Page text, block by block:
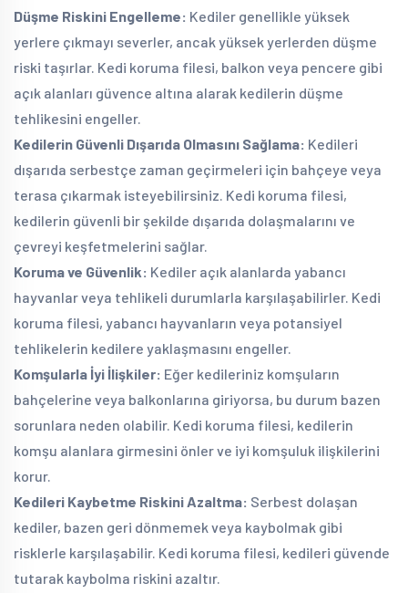
Düşme Riskini Engelleme: Kediler genellikle yüksek
yerlere çıkmayı severler, ancak yüksek yerlerden düşme
riski taşırlar. Kedi koruma filesi, balkon veya pencere gibi
açık alanları güvence altına alarak kedilerin düşme
tehlikesini engeller.
Kedilerin Güvenli Dışarıda Olmasını Sağlama: Kedileri
dışarıda serbestçe zaman geçirmeleri için bahçeye veya
terasa çıkarmak isteyebilirsiniz. Kedi koruma filesi,
kedilerin güvenli bir şekilde dışarıda dolaşmalarını ve
çevreyi keşfetmelerini sağlar.
Koruma ve Güvenlik: Kediler açık alanlarda yabancı
hayvanlar veya tehlikeli durumlarla karşılaşabilirler. Kedi
koruma filesi, yabancı hayvanların veya potansiyel
tehlikelerin kedilere yaklaşmasını engeller.
Komşularla İyi İlişkiler: Eğer kedileriniz komşuların
bahçelerine veya balkonlarına giriyorsa, bu durum bazen
sorunlara neden olabilir. Kedi koruma filesi, kedilerin
komşu alanlara girmesini önler ve iyi komşuluk ilişkilerini
korur.
Kedileri Kaybetme Riskini Azaltma: Serbest dolaşan
kediler, bazen geri dönmemek veya kaybolmak gibi
risklerle karşılaşabilir. Kedi koruma filesi, kedileri güvende
tutarak kaybolma riskini azaltır.